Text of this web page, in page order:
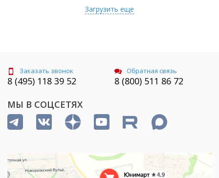
Загрузить еще
Заказать звонок
8 (495) 118 39 52
Обратная связь
8 (800) 511 86 72
МЫ В СОЦСЕТЯХ